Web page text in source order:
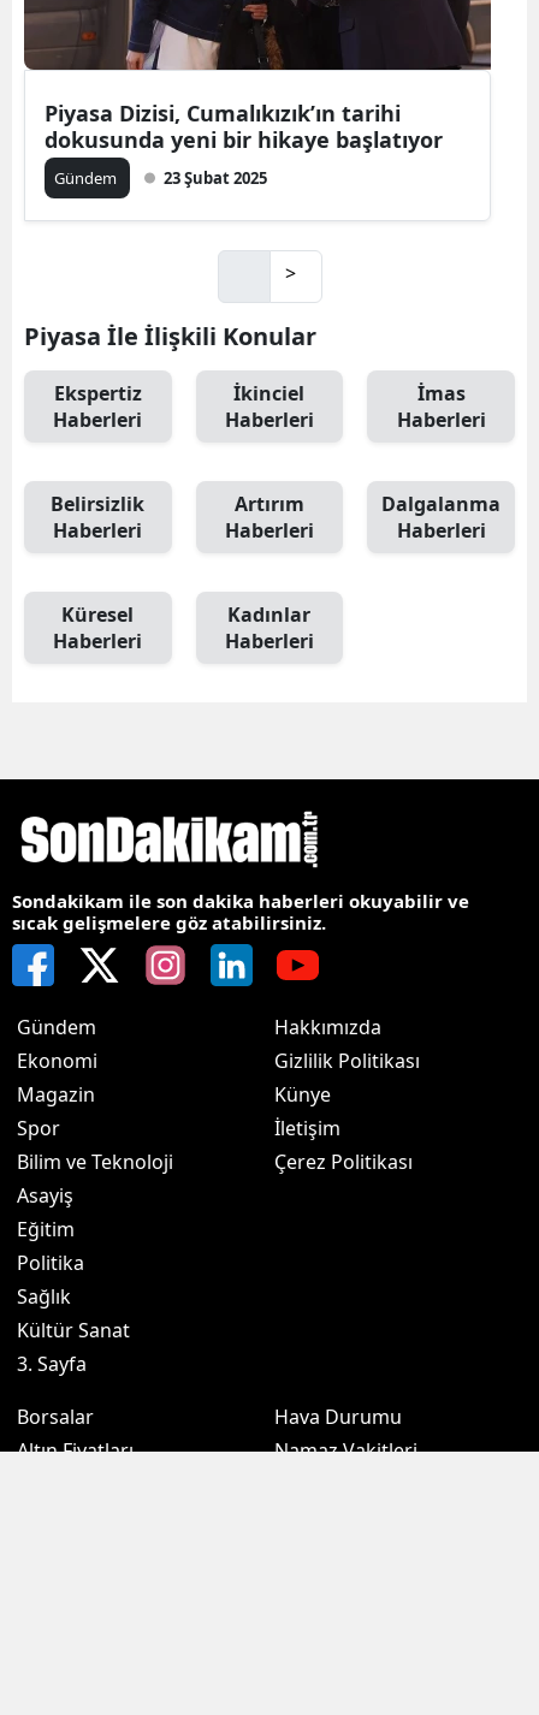
Piyasa Dizisi, Cumalıkızık’ın tarihi
dokusunda yeni bir hikaye başlatıyor
Gündem 23 Şubat 2025
>
Piyasa İle İlişkili Konular
Ekspertiz
Haberleri
İkinciel
Haberleri
İmas
Haberleri
Belirsizlik
Haberleri
Artırım
Haberleri
Dalgalanma
Haberleri
Küresel
Haberleri
Kadınlar
Haberleri
Sondakikam ile son dakika haberleri okuyabilir ve
sıcak gelişmelere göz atabilirsiniz.
Gündem
Ekonomi
Magazin
Spor
Bilim ve Teknoloji
Asayiş
Eğitim
Politika
Sağlık
Kültür Sanat
3. Sayfa
Hakkımızda
Gizlilik Politikası
Künye
İletişim
Çerez Politikası
Borsalar
Altın Fiyatları
Hava Durumu
Namaz Vakitleri